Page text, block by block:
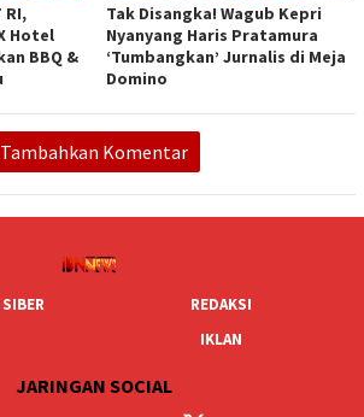
RI,
Hotel
BBQ &
Tak Disangka! Wagub Kepri
Nyanyang Haris Pratamura
‘Tumbangkan’ Jurnalis di Meja
Domino
Tambahkan Komentar
REDAKSI
IKLAN
JARINGAN SOCIAL